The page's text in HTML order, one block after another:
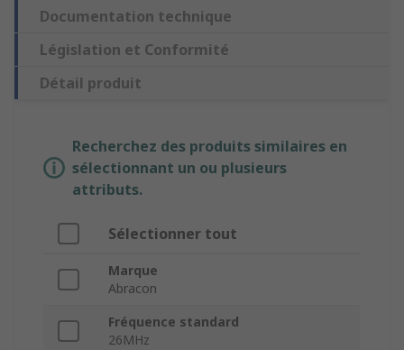
Documentation technique
Législation et Conformité
Détail produit
Recherchez des produits similaires en
sélectionnant un ou plusieurs
attributs.
Sélectionner tout
Marque
Abracon
Fréquence standard
26MHz